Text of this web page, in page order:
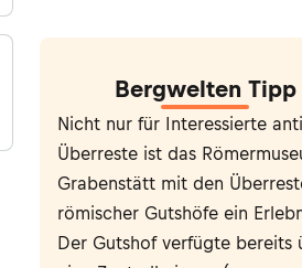
Bergwelten Tipp
Nicht nur für Interessierte
Überreste ist das
Grabenstätt mit den
römischer Gutshöfe ein
Der Gutshof verfügte bereits